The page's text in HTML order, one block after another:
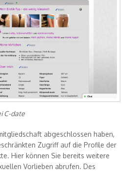
C-date
abgeschlossen haben,
Zugriff auf die Profile der
Hier können Sie bereits weitere
Vorlieben abrufen. Des